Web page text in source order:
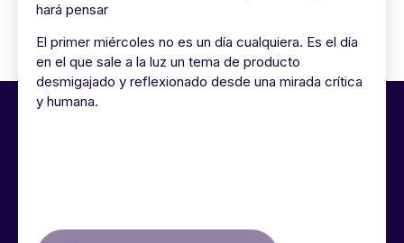
hará pensar
El primer miércoles no es un día cualquiera. Es el día
en el que sale a la luz un tema de producto
desmigajado y reflexionado desde una mirada crítica
y humana.